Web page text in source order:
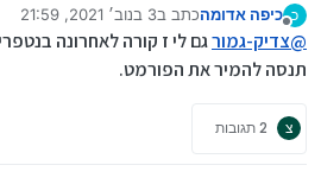
זה בהתחלה כותב לי שהוא
בהורדה זה יורד בקובץ
כ כיפה אדומהכתב ב3 בנוב׳ 2021, 21:59
נערך לאחרונה על ידי
@צדיק-גמורגם לי ז קורה לאחרונה
תנסה להמיר את הפורמט.
צ 2 תגובות